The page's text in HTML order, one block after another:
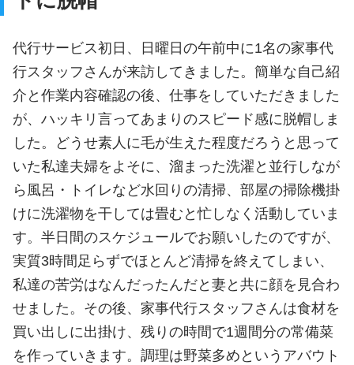
代行サービス初日、日曜日の午前中に1名の家事代
行スタッフさんが来訪してきました。簡単な自己紹
介と作業内容確認の後、仕事をしていただきました
が、ハッキリ言ってあまりのスピード感に脱帽しま
した。どうせ素人に毛が生えた程度だろうと思って
いた私達夫婦をよそに、溜まった洗濯と並行しなが
ら風呂・トイレなど水回りの清掃、部屋の掃除機掛
けに洗濯物を干しては畳むと忙しなく活動していま
す。半日間のスケジュールでお願いしたのですが、
実質3時間足らずでほとんど清掃を終えてしまい、
私達の苦労はなんだったんだと妻と共に顔を見合わ
せました。その後、家事代行スタッフさんは食材を
買い出しに出掛け、残りの時間で1週間分の常備菜
を作っていきます。調理は野菜多めというアバウト